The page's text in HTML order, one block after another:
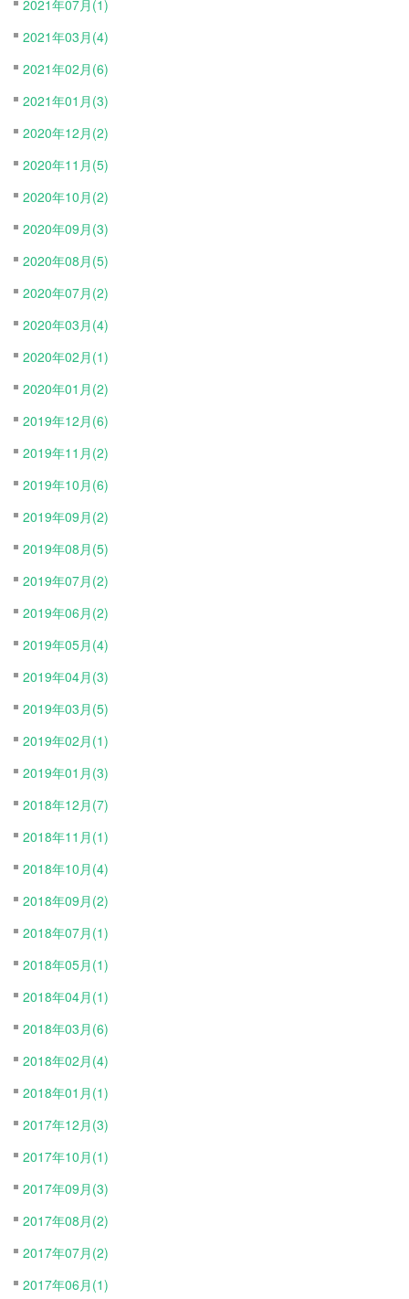
2021年07月(1)
2021年03月(4)
2021年02月(6)
2021年01月(3)
2020年12月(2)
2020年11月(5)
2020年10月(2)
2020年09月(3)
2020年08月(5)
2020年07月(2)
2020年03月(4)
2020年02月(1)
2020年01月(2)
2019年12月(6)
2019年11月(2)
2019年10月(6)
2019年09月(2)
2019年08月(5)
2019年07月(2)
2019年06月(2)
2019年05月(4)
2019年04月(3)
2019年03月(5)
2019年02月(1)
2019年01月(3)
2018年12月(7)
2018年11月(1)
2018年10月(4)
2018年09月(2)
2018年07月(1)
2018年05月(1)
2018年04月(1)
2018年03月(6)
2018年02月(4)
2018年01月(1)
2017年12月(3)
2017年10月(1)
2017年09月(3)
2017年08月(2)
2017年07月(2)
2017年06月(1)